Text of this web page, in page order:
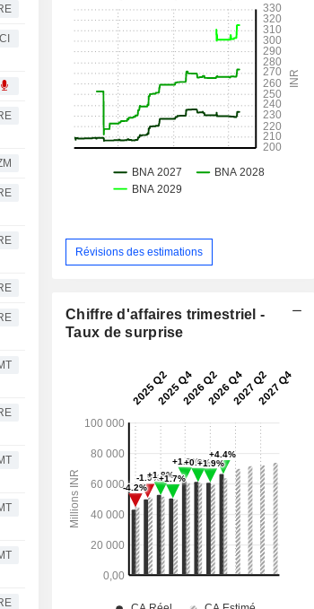
CI
Révisions des estimations
Chiffre d'affaires trimestriel -
Taux de surprise